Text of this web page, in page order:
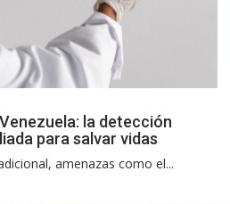
la detección
para salvar vidas
amenazas como el...